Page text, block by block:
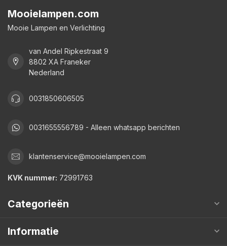
Mooielampen.com
Mooie Lampen en Verlichting
van Andel Ripkestraat 9
8802 XA Franeker
Nederland
0031850606505
0031655556789 - Alleen whatsapp berichten
klantenservice@mooielampen.com
KVK nummer: 72991763
Categorieën
Informatie